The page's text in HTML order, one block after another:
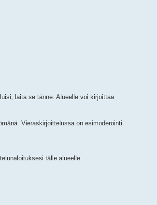
laita se tänne. Alueelle voi kirjoittaa
Vieraskirjoittelussa on esimoderointi.
tälle alueelle.